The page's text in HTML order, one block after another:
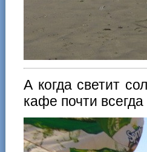
А когда светит
кафе почти